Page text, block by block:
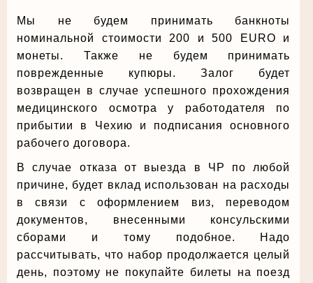
Мы не будем принимать банкноты
номинальной стоимости 200 и 500 EURО и
монеты. Также не будем принимать
поврежденные купюры. Залог будет
возвращен в случае успешного прохождения
медицинского осмотра у работодателя по
прибытии в Чехию и подписания основного
рабочего договора.
В случае отказа от выезда в ЧР по любой
причине, будет вклад использован на расходы
в связи с оформлением виз, переводом
документов, внесенными консульскими
сборами и тому подобное. Надо
рассчитывать, что набор продолжается целый
день, поэтому не покупайте билеты на поезд